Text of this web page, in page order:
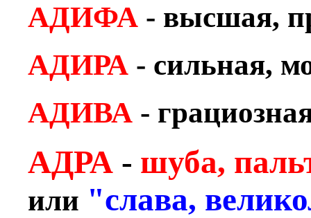
АДИФА - высшая,
АДИРА - сильная,
АДИВА -
АДРА - шуба,
или "слава,